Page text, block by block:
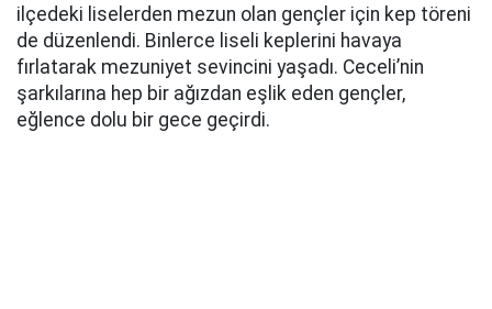
ilçedeki liselerden mezun olan gençler için kep töreni
de düzenlendi. Binlerce liseli keplerini havaya
fırlatarak mezuniyet sevincini yaşadı. Ceceli’nin
şarkılarına hep bir ağızdan eşlik eden gençler,
eğlence dolu bir gece geçirdi.